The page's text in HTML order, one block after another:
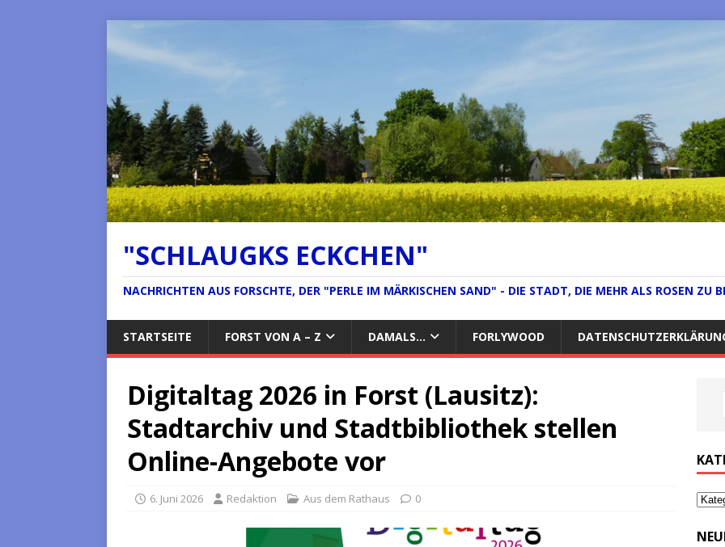
"SCHLAUGKS ECKCHEN"
NACHRICHTEN AUS FORSCHTE, DER "PERLE IM MÄRKISCHEN SAND" - DIE STADT, DIE MEHR ALS ROSEN ZU
STARTSEITE FORST VON A – Z DAMALS… FORLYWOOD
Digitaltag 2026 in Forst (Lausitz):
Stadtarchiv und Stadtbibliothek stellen
Online-Angebote vor
6. Juni 2026 Redaktion Aus dem Rathaus 0